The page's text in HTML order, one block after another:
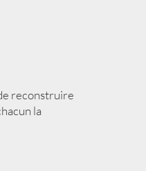
reconstruire
la